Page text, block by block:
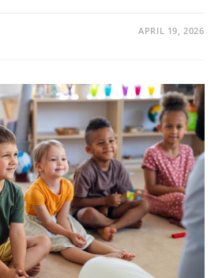
APRIL 19, 2026